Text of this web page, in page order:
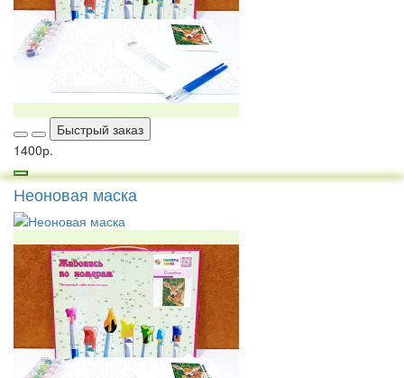
Быстрый заказ
1400р.
Неоновая маска